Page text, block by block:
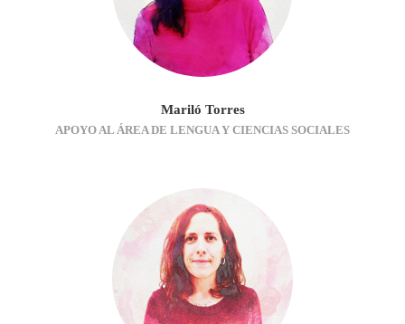
Mariló Torres
APOYO AL ÁREA DE LENGUA Y CIENCIAS SOCIALES